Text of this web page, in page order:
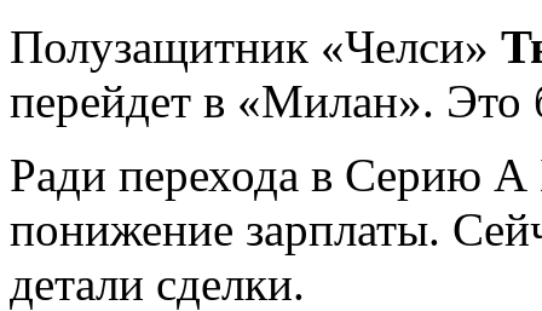
Полузащитник «Челси»
перейдет в «Милан». Это
Ради перехода в Серию А
понижение зарплаты.
детали сделки.